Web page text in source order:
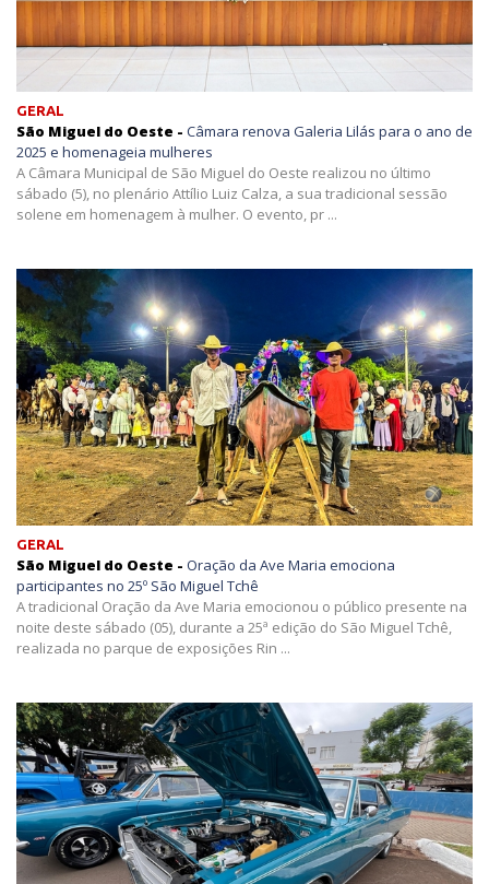
GERAL
São Miguel do Oeste - Câmara renova Galeria Lilás para o ano de
2025 e homenageia mulheres
A Câmara Municipal de São Miguel do Oeste realizou no último
sábado (5), no plenário Attílio Luiz Calza, a sua tradicional sessão
solene em homenagem à mulher. O evento, pr ...
GERAL
São Miguel do Oeste - Oração da Ave Maria emociona
participantes no 25º São Miguel Tchê
A tradicional Oração da Ave Maria emocionou o público presente na
noite deste sábado (05), durante a 25ª edição do São Miguel Tchê,
realizada no parque de exposições Rin ...